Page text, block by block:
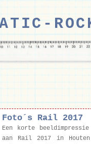
Foto´s Rail 2017
Een korte
aan Rail 2017 in